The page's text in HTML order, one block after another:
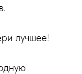
лучшее!